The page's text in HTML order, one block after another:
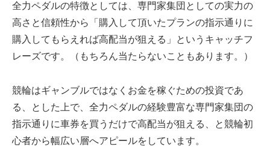
全力ペダルの特徴としては、専門家集団としての実力の
高さと信頼性から「購入して頂いたプランの指示通りに
購入してもらえれば高配当が狙える」というキャッチフ
レーズです。（もちろん当たらないこともあります。）
競輪はギャンブルではなくお金を稼ぐための投資であ
る、とした上で、全力ペダルの経験豊富な専門家集団の
指示通りに車券を買うだけで高配当が狙える、と競輪初
心者から幅広い層へアピールをしています。